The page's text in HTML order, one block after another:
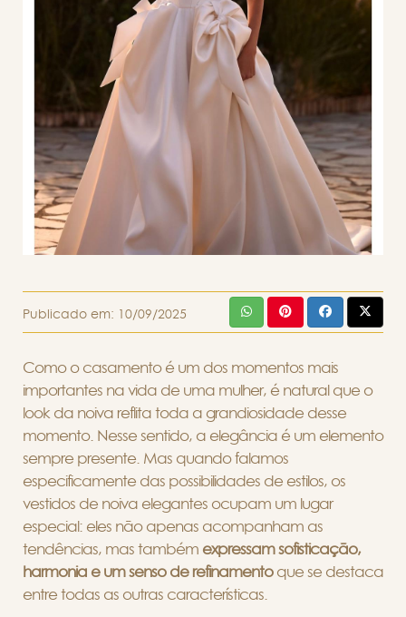
Publicado em: 10/09/2025
Como o casamento é um dos momentos mais
importantes na vida de uma mulher, é natural que o
look da noiva reflita toda a grandiosidade desse
momento. Nesse sentido, a elegância é um elemento
sempre presente. Mas quando falamos
especificamente das possibilidades de estilos, os
vestidos de noiva elegantes ocupam um lugar
especial: eles não apenas acompanham as
tendências, mas também expressam sofisticação,
harmonia e um senso de refinamentoque se destaca
entre todas as outras características.